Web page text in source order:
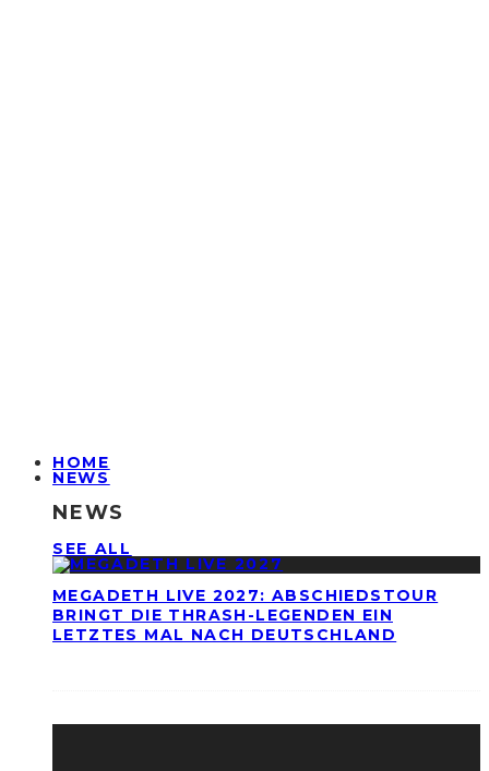
HOME
NEWS
NEWS
SEE ALL
MEGADETH LIVE 2027: ABSCHIEDSTOUR
BRINGT DIE THRASH-LEGENDEN EIN
LETZTES MAL NACH DEUTSCHLAND